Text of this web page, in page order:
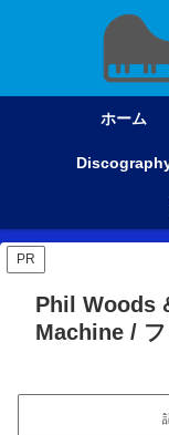
ホーム
PR
Phil Woods
Machine /